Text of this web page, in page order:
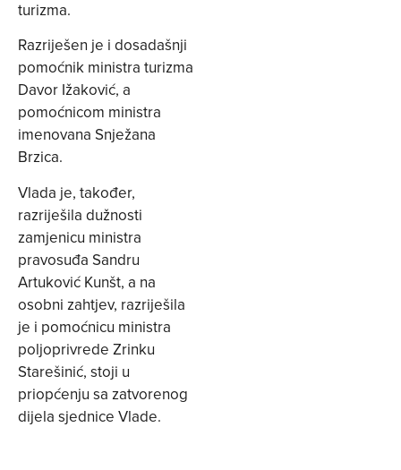
turizma.
Razriješen je i dosadašnji
pomoćnik ministra turizma
Davor Ižaković, a
pomoćnicom ministra
imenovana Snježana
Brzica.
Vlada je, također,
razriješila dužnosti
zamjenicu ministra
pravosuđa Sandru
Artuković Kunšt, a na
osobni zahtjev, razriješila
je i pomoćnicu ministra
poljoprivrede Zrinku
Starešinić, stoji u
priopćenju sa zatvorenog
dijela sjednice Vlade.